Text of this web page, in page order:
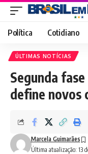
Política Cotidiano
ÚLTIMAS NOTÍCIAS
Segunda
define novos
Última atualização: 13
Marcela Guimarães